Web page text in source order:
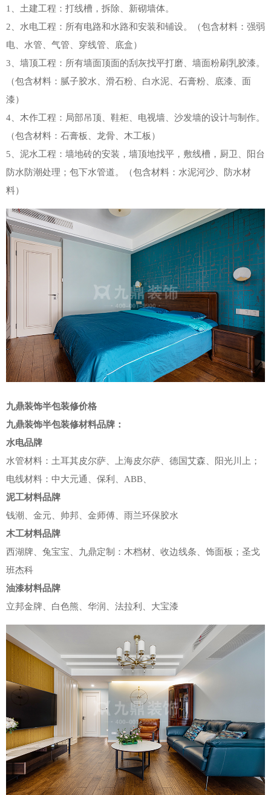
1、土建工程：打线槽，拆除、新砌墙体。
2、水电工程：所有电路和水路和安装和铺设。（包含材料：强弱
电、水管、气管、穿线管、底盒）
3、墙顶工程：所有墙面顶面的刮灰找平打磨、墙面粉刷乳胶漆。
（包含材料：腻子胶水、滑石粉、白水泥、石膏粉、底漆、面
漆）
4、木作工程：局部吊顶、鞋柜、电视墙、沙发墙的设计与制作。
（包含材料：石膏板、龙骨、木工板）
5、泥水工程：墙地砖的安装，墙顶地找平，敷线槽，厨卫、阳台
防水防潮处理；包下水管道。（包含材料：水泥河沙、防水材
料）
九鼎装饰半包装修价格
九鼎装饰半包装修材料品牌：
水电品牌
水管材料：土耳其皮尔萨、上海皮尔萨、德国艾森、阳光川上；
电线材料：中大元通、保利、ABB、
泥工材料品牌
钱潮、金元、帅邦、金师傅、雨兰环保胶水
木工材料品牌
西湖牌、兔宝宝、九鼎定制：木档材、收边线条、饰面板；圣戈
班杰科
油漆材料品牌
立邦金牌、白色熊、华润、法拉利、大宝漆